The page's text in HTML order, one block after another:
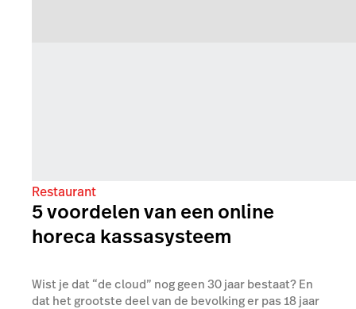
Restaurant
5 voordelen van een online
horeca kassasysteem
Wist je dat “de cloud” nog geen 30 jaar bestaat? En
dat het grootste deel van de bevolking er pas 18 jaar